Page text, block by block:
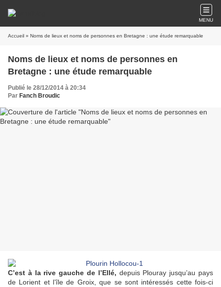
MENU
Accueil » Noms de lieux et noms de personnes en Bretagne : une étude remarquable
Noms de lieux et noms de personnes en
Bretagne : une étude remarquable
Publié le 28/12/2014 à 20:34
Par Fanch Broudic
C’est à la rive gauche de l’Ellé, depuis Plouray jusqu’au pays
de Lorient et l’île de Groix, que se sont intéressés cette fois-ci